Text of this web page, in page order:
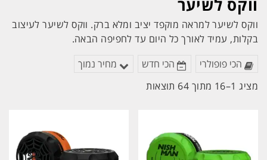
ווקס לשיער
ווקס לשיער למראה מוקפד יציב ומלא ברק. ווקס לשיער לעיצוב
בקלות, עמיד לאורך כל היום עד לחפיפה הבאה.
הכי פופולרי
הכי חדש
מחיר נמוך
מציג 1–16 מתוך 64 תוצאות
ממוין